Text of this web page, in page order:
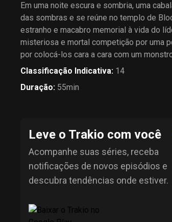
Em uma noite escura e sombria, uma
das sombras e se reúne no templo de
estranho e macabro memorial à vida do
misteriosa e mortal competição por uma
por colocá-los cara a cara com um
Classificação Indicativa: 14
Duração: 55min
Leve o Trakio com você
Acompanhe suas séries, receba
notificações de novos episódios e
descubra tendências onde estiver.